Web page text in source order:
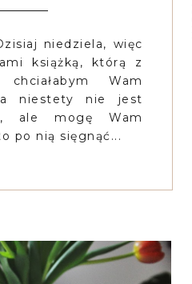
niedziela, więc
książką, którą z
Wam
niestety nie jest
ale mogę Wam
po nią sięgnąć...